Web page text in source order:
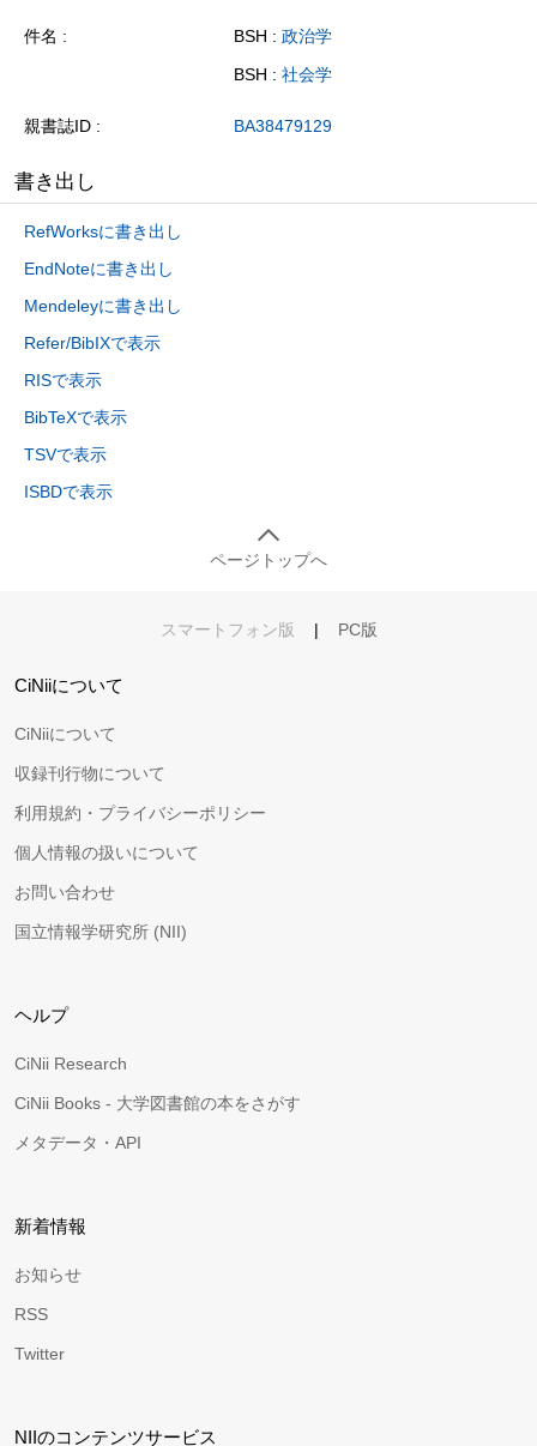
件名 BSH : 政治学
BSH : 社会学
親書誌ID BA38479129
書き出し
RefWorksに書き出し
EndNoteに書き出し
Mendeleyに書き出し
Refer/BibIXで表示
RISで表示
BibTeXで表示
TSVで表示
ISBDで表示
ページトップへ
スマートフォン版 | PC版
CiNiiについて
CiNiiについて
収録刊行物について
利用規約・プライバシーポリシー
個人情報の扱いについて
お問い合わせ
国立情報学研究所 (NII)
ヘルプ
CiNii Research
CiNii Books - 大学図書館の本をさがす
メタデータ・API
新着情報
お知らせ
RSS
Twitter
NIIのコンテンツサービス